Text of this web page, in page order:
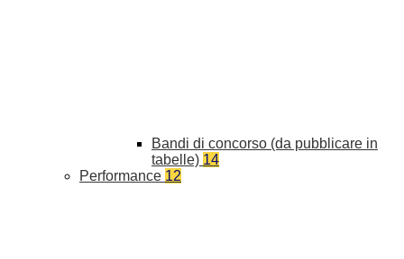
Bandi di concorso (da pubblicare in
tabelle) 14
Performance 12